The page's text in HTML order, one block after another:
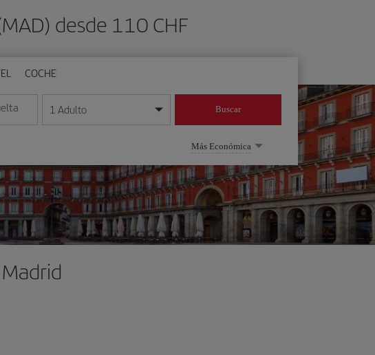
desde 110 CHF
COCHE
añoen formato día/mes/año
1 Adulto Buscar
Más Económica